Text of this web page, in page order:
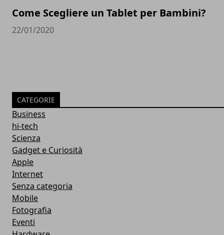
Come Scegliere un Tablet per Bambini?
22/01/2020
CATEGORIE
Business
hi-tech
Scienza
Gadget e Curiosità
Apple
Internet
Senza categoria
Mobile
Fotografia
Eventi